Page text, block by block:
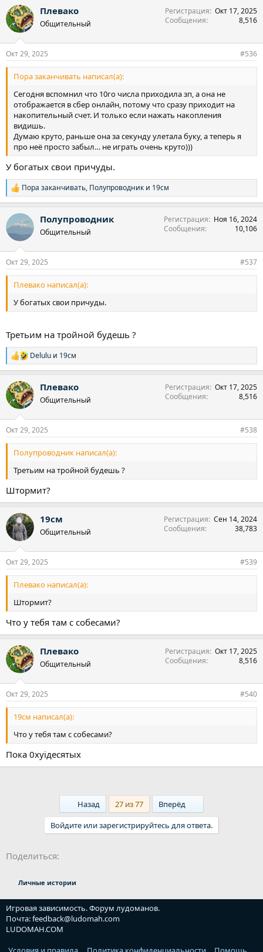
к
ц
и
Плевако
Общительный
Регистрация Окт 17, 2025
Сообщения
8,516
Окт 29, 2025 #536
Пора заканчивать написал(а):
Сегодня вспомнил что 10го числа приходила зп, а она не
отображается в сбер онлайн, потому что сразу приходит на
накопительный счет. И только если нажать накопления
видишь.
Думаю круто, раньше она за секунду улетала буку, а теперь я
про неё просто забыл… не играть очень круто)))
У богатых свои причуды.
Р
е
к
ц
и
Пора заканчивать, Полупроводник и 19см
Полупроводник
Общительный
Регистрация
Ноя 16, 2024
Сообщения
10,106
Окт 29, 2025 #537
Плевако написал(а):
У богатых свои причуды.
Третьим на тройной будешь ?
Р
е
к
ц
и
Delulu и 19см
Плевако
Общительный
Регистрация Окт 17, 2025
Сообщения
8,516
Окт 29, 2025 #538
Полупроводник написал(а):
Третьим на тройной будешь ?
Штормит?
19см
Общительный
Регистрация Сен 14, 2024
Сообщения
38,783
Окт 29, 2025 #539
Плевако написал(а):
Штормит?
Что у тебя там с собесами?
Плевако
Общительный
Регистрация Окт 17, 2025
Сообщения
8,516
Окт 29, 2025 #540
19см написал(а):
Что у тебя там с собесами?
Пока 0хyiдесятых
Назад 27 из 77 Вперёд
Войдите или зарегистрируйтесь для ответа.
Поделиться:
Личные истории
Игровая зависимость. Форум лудоманов.
Почта: feedback@ludomah.com
LUDOMAH.COM